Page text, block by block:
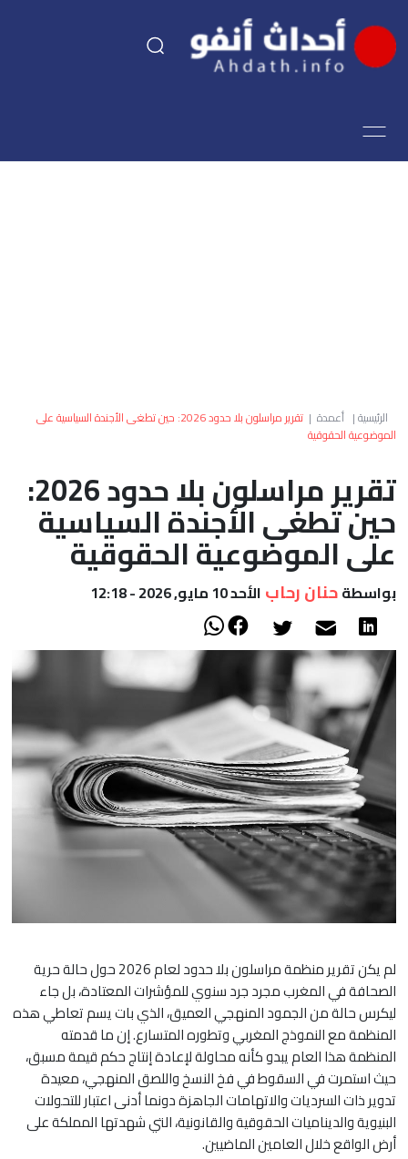
اقتصاد
العالم
الصحراء
الرئيسية| أعمدة |
تقرير مراسلون بلا حدود 2026: حين تطغى الأجندة السياسية على
الموضوعية الحقوقية
تقرير مراسلون بلا حدود 2026:
حين تطغى الأجندة السياسية
على الموضوعية الحقوقية
بواسطةحنان رحاب الأحد 10 مايو, 2026 - 12:18
لم يكن تقرير منظمة مراسلون بلا حدود لعام 2026 حول حالة حرية
الصحافة في المغرب مجرد جرد سنوي للمؤشرات المعتادة، بل جاء
ليكرس حالة من الجمود المنهجي العميق، الذي بات يسم تعاطي هذه
المنظمة مع النموذج المغربي وتطوره المتسارع. إن ما قدمته
المنظمة هذا العام يبدو كأنه محاولة لإعادة إنتاج حكم قيمة مسبق،
حيث استمرت في السقوط في فخ النسخ واللصق المنهجي، معيدة
تدوير ذات السرديات والاتهامات الجاهزة دونما أدنى اعتبار للتحولات
البنيوية والديناميات الحقوقية والقانونية، التي شهدتها المملكة على
أرض الواقع خلال العامين الماضيين.